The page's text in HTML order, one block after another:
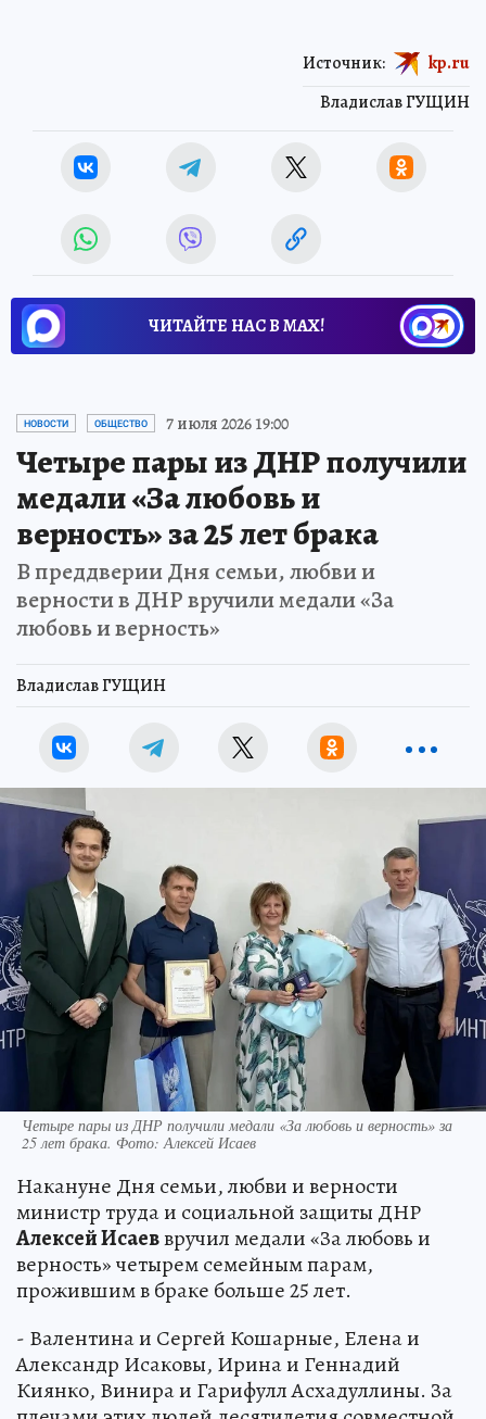
Владислав ГУЩИН
Источник: kp.ru
ЧИТАЙТЕ НАС В МАХ!
НОВОСТИ ОБЩЕСТВО 7 июля 2026 19:00
Четыре пары из ДНР получили
медали «За любовь и
верность» за 25 лет брака
В преддверии Дня семьи, любви и
верности в ДНР вручили медали «За
любовь и верность»
Владислав ГУЩИН
Четыре пары из ДНР получили медали «За любовь и верность» за
25 лет брака. Фото: Алексей Исаев
Накануне Дня семьи, любви и верности
министр труда и социальной защиты ДНР
Алексей Исаеввручил медали «За любовь и
верность» четырем семейным парам,
прожившим в браке больше 25 лет.
- Валентина и Сергей Кошарные, Елена и
Александр Исаковы, Ирина и Геннадий
Киянко, Винира и Гарифулл Асхадуллины. За